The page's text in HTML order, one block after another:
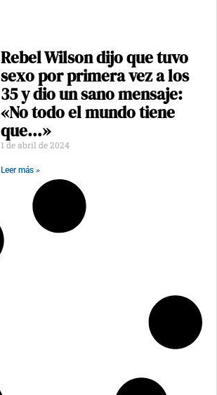
Rebel Wilson dijo que tuvo
sexo por primera vez a los
35 y dio un sano mensaje:
«No todo el mundo tiene
que…»
1 de abril de 2024
Leer más »